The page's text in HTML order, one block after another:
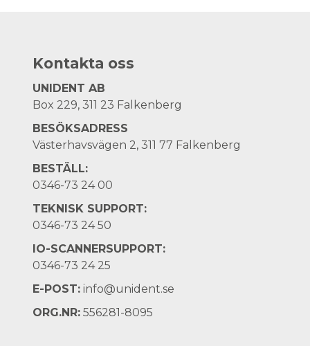
Kontakta oss
UNIDENT AB
Box 229, 311 23 Falkenberg
BESÖKSADRESS
Västerhavsvägen 2, 311 77 Falkenberg
BESTÄLL:
0346-73 24 00
TEKNISK SUPPORT:
0346-73 24 50
IO-SCANNERSUPPORT:
0346-73 24 25
E-POST: info@unident.se
ORG.NR: 556281-8095